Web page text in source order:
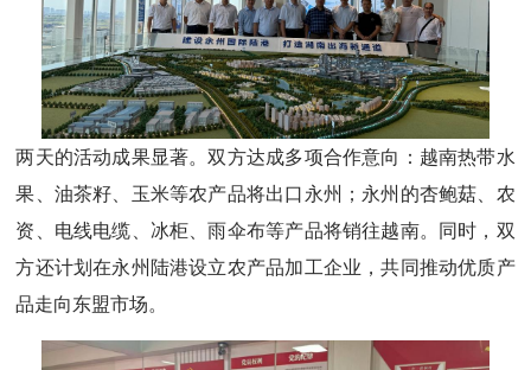
两天的活动成果显著。双方达成多项合作意向：越南热带水
果、油茶籽、玉米等农产品将出口永州；永州的杏鲍菇、农
资、电线电缆、冰柜、雨伞布等产品将销往越南。同时，双
方还计划在永州陆港设立农产品加工企业，共同推动优质产
品走向东盟市场。